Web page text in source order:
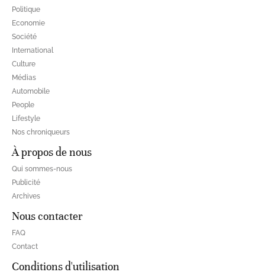
Politique
Economie
Société
International
Culture
Médias
Automobile
People
Lifestyle
Nos chroniqueurs
À propos de nous
Qui sommes-nous
Publicité
Archives
Nous contacter
FAQ
Contact
Conditions d'utilisation